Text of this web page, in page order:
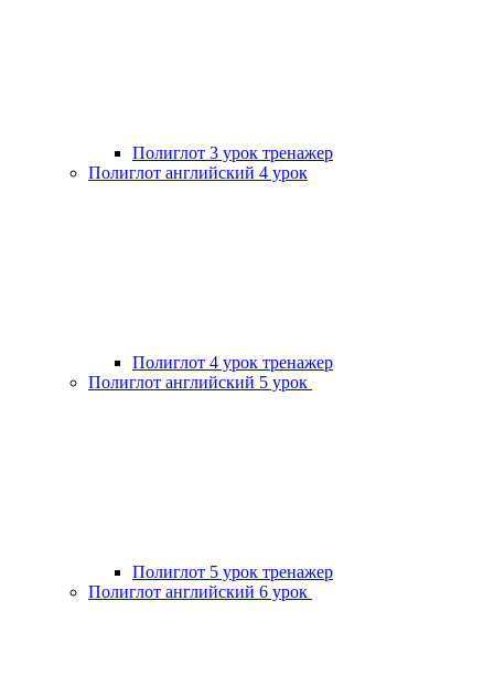
Полиглот 3 урок тренажер
Полиглот английский 4 урок
Полиглот 4 урок тренажер
Полиглот английский 5 урок
Полиглот 5 урок тренажер
Полиглот английский 6 урок